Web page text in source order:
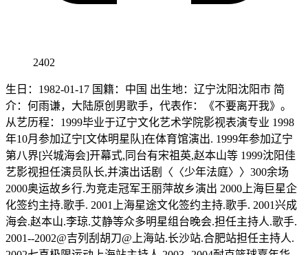
2402
生日：1982-01-17 国籍：中国 出生地：辽宁沈阳沈阳市 简
介：何雨谦，大陆原创男歌手，代表作：《不要离开我》。
从艺历程：1999毕业于辽宁文化艺术学院影视表演专业 1998
年10月参加辽宁[文体明星队]在体育馆演出. 1999年参加辽宁
第八界[兴城海会]开幕式,同台有宋祖英,赵本山等 1999沈阳佳
艺影视担任演员队长,并演出话剧〈〈少年法庭〉〉300余场
2000奥运故乡行.为竞走冠军王丽萍故乡演出 2000上海巨星企
化签约主持.歌手. 2001上海星途文化签约主持.歌手. 2001兴成
海会.赵本山.李琼.艾静等众多明星组台晚会.担任主持人.歌手.
2001--2002@吉列刮胡刀@上海站.长沙站.合肥站担任主持人.